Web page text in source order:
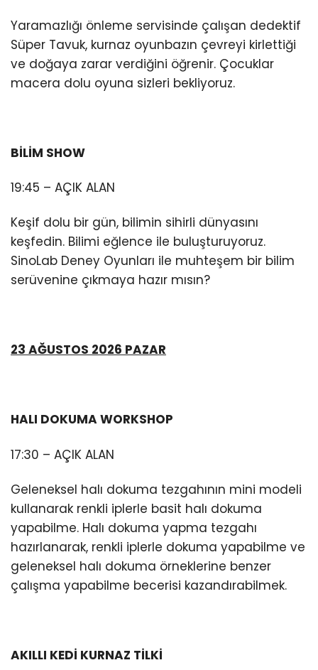
Yaramazlığı önleme servisinde çalışan dedektif
Süper Tavuk, kurnaz oyunbazın çevreyi kirlettiği
ve doğaya zarar verdiğini öğrenir. Çocuklar
macera dolu oyuna sizleri bekliyoruz.
BİLİM SHOW
19:45 – AÇIK ALAN
Keşif dolu bir gün, bilimin sihirli dünyasını
keşfedin. Bilimi eğlence ile buluşturuyoruz.
SinoLab Deney Oyunları ile muhteşem bir bilim
serüvenine çıkmaya hazır mısın?
23 AĞUSTOS 2026 PAZAR
HALI DOKUMA WORKSHOP
17:30 – AÇIK ALAN
Geleneksel halı dokuma tezgahının mini modeli
kullanarak renkli iplerle basit halı dokuma
yapabilme. Halı dokuma yapma tezgahı
hazırlanarak, renkli iplerle dokuma yapabilme ve
geleneksel halı dokuma örneklerine benzer
çalışma yapabilme becerisi kazandırabilmek.
AKILLI KEDİ KURNAZ TİLKİ